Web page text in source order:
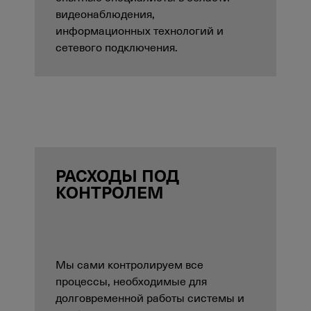
видеонаблюдения,
информационных технологий и
сетевого подключения.
РАСХОДЫ ПОД
КОНТРОЛЕМ
Мы сами контролируем все
процессы, необходимые для
долговременной работы системы и